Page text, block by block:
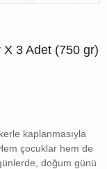
X 3 Adet (750 gr)
kaplanmasıyla
çocuklar hem de
doğum günü